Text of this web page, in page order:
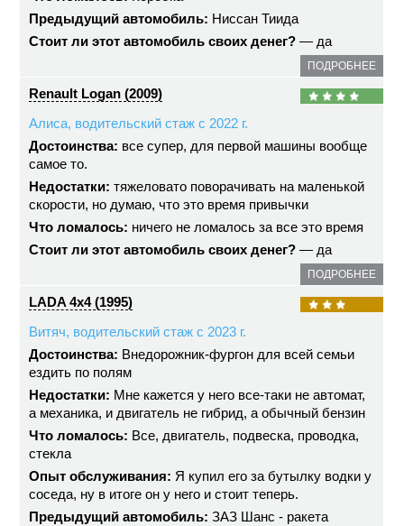
Предыдущий автомобиль: Ниссан Тиида
Стоит ли этот автомобиль своих денег? — да
ПОДРОБНЕЕ
Renault Logan (2009)
Алиса, водительский стаж с 2022 г.
Достоинства: все супер, для первой машины вообще
самое то.
Недостатки: тяжеловато поворачивать на маленькой
скорости, но думаю, что это время привычки
Что ломалось: ничего не ломалось за все это время
Стоит ли этот автомобиль своих денег? — да
ПОДРОБНЕЕ
LADA 4x4 (1995)
Витяч, водительский стаж с 2023 г.
Достоинства: Внедорожник-фургон для всей семьи
ездить по полям
Недостатки: Мне кажется у него все-таки не автомат,
а механика, и двигатель не гибрид, а обычный бензин
Что ломалось: Все, двигатель, подвеска, проводка,
стекла
Опыт обслуживания: Я купил его за бутылку водки у
соседа, ну в итоге он у него и стоит теперь.
Предыдущий автомобиль: ЗАЗ Шанс - ракета